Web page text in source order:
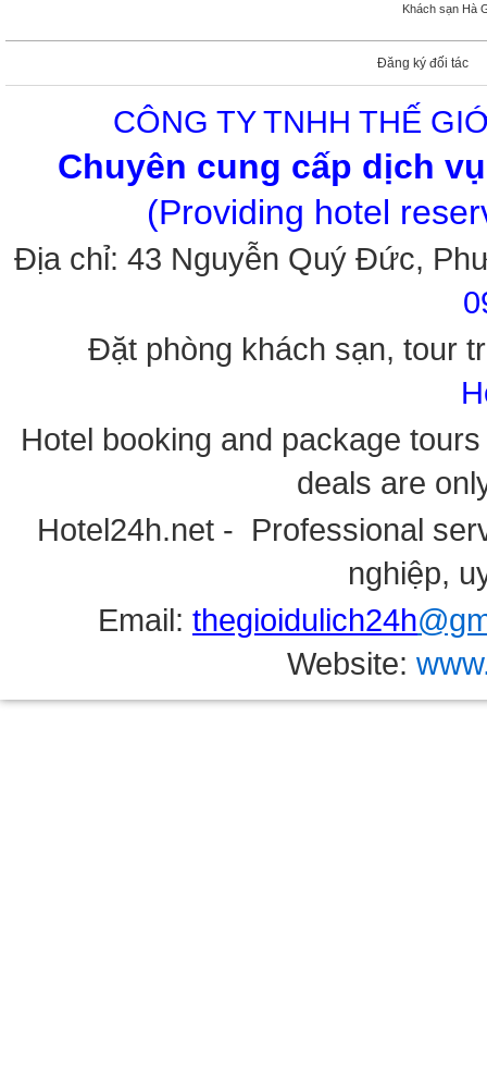
Khách sạn Hà
Đăng ký đối tác
CÔNG TY TNHH THẾ
Chuyên cung cấp dịch
(Providing hotel
Địa chỉ: 43 Nguyễn Quý Đức,
Đặt phòng khách sạn, tour
Hotel booking and package
deals are
Hotel24h.net - Professional
nghiệp,
Email: thegioidulich24h
Website: